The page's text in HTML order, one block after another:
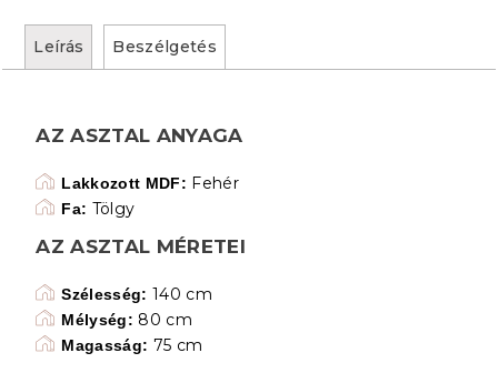
Leírás Beszélgetés
AZ ASZTAL ANYAGA
Lakkozott MDF: Fehér
Fa: Tölgy
AZ ASZTAL MÉRETEI
Szélesség: 140 cm
Mélység: 80 cm
Magasság: 75 cm